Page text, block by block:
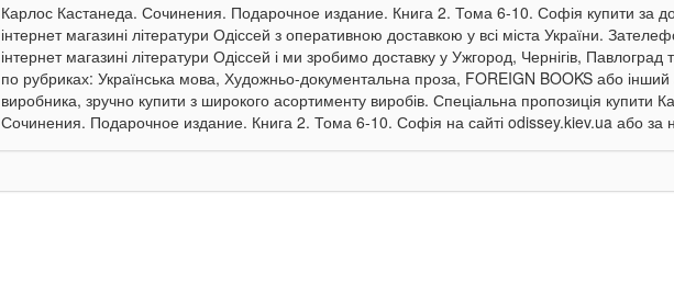
Карлос Кастанеда. Сочинения. Подарочное издание. Книга 2. Тома 6-10. Софія купити за
інтернет магазині літератури Одіссей з оперативною доставкою у всі міста України.
інтернет магазині літератури Одіссей і ми зробимо доставку у Ужгород, Чернігів, Павлоград
по рубриках: Українська мова, Художньо-документальна проза, FOREIGN BOOKS або інший
виробника, зручно купити з широкого асортименту виробів. Спеціальна пропозиція купити
Сочинения. Подарочное издание. Книга 2. Тома 6-10. Софія на сайті odissey.kiev.ua або